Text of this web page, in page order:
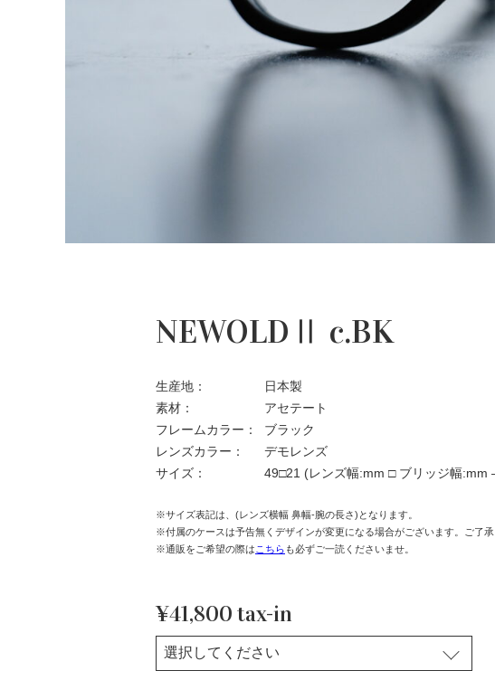
NEWOLDⅡ c.BK
生産地：
日本製
素材：
アセテート
フレームカラー：
ブラック
レンズカラー：
デモレンズ
サイズ：
49□21 (レンズ幅:mm □ ブリッジ幅:mm
※サイズ表記は、(レンズ横幅 鼻幅-腕の長さ)となります。
※付属のケースは予告無くデザインが変更になる場合がございます。ご了承
※通販をご希望の際は こちら も必ずご一読くださいませ。
¥41,800 tax-in